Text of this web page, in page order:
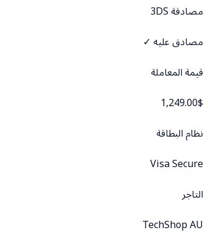
مصادقة 3DS
مصادق عليه ✓
قيمة المعاملة
1,249.00$
نظام البطاقة
Visa Secure
التاجر
TechShop AU